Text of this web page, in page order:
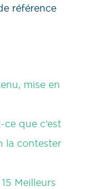
référence
mise en
que c’est
la contester
Meilleurs